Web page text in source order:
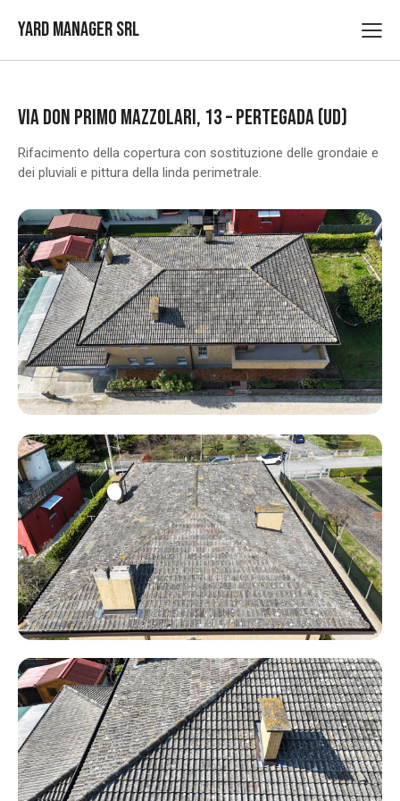
Yard Manager Srl
VIA DON PRIMO MAZZOLARI, 13 – PERTEGADA (UD)
Rifacimento della copertura con sostituzione delle grondaie e
dei pluviali e pittura della linda perimetrale.